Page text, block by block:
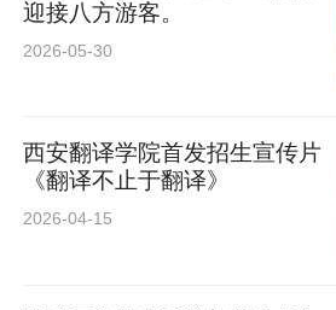
迎接八方游客。
2026-05-30
西安翻译学院首发招生宣传片
《翻译不止于翻译》
2026-04-15